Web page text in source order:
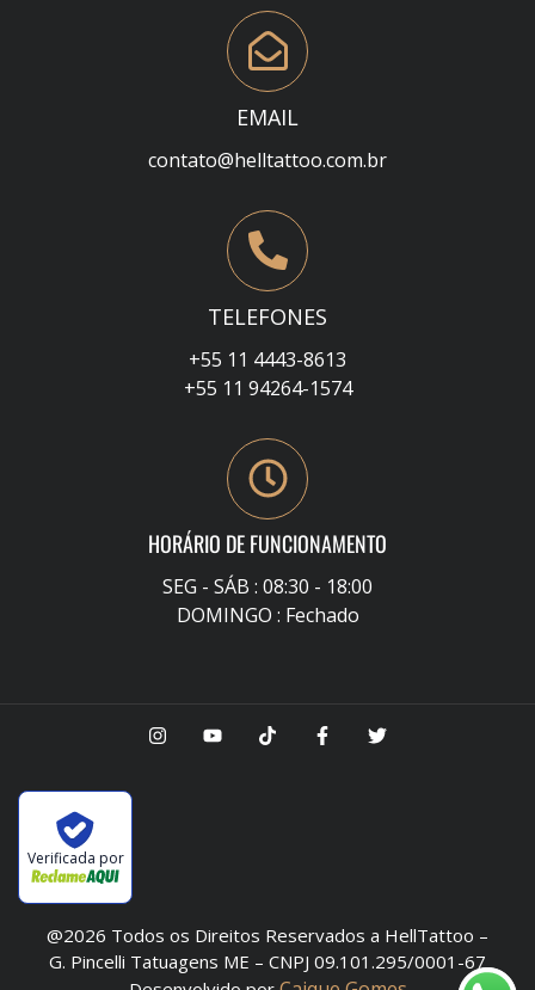
EMAIL
contato@helltattoo.com.br
TELEFONES
+55 11 4443-8613
+55 11 94264-1574
HORÁRIO DE FUNCIONAMENTO
SEG - SÁB : 08:30 - 18:00
DOMINGO : Fechado
Verificada por
@2026 Todos os Direitos Reservados a HellTattoo –
G. Pincelli Tatuagens ME – CNPJ 09.101.295/0001-67